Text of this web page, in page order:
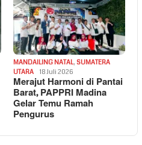
MANDAILING NATAL, SUMATERA
UTARA
18 Juli 2026
Merajut Harmoni di Pantai
Barat, PAPPRI Madina
Gelar Temu Ramah
Pengurus